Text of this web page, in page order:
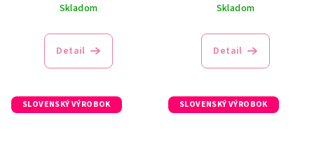
Skladom
Detail
Skladom
Detail
SLOVENSKÝ VÝROBOK SLOVENSKÝ VÝROBOK